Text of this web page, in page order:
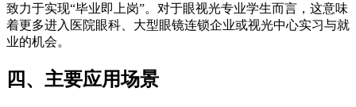
致力于实现“毕业即上岗”。对于眼视光专业学生而言，这意味
着更多进入医院眼科、大型眼镜连锁企业或视光中心实习与就
业的机会。
四、主要应用场景